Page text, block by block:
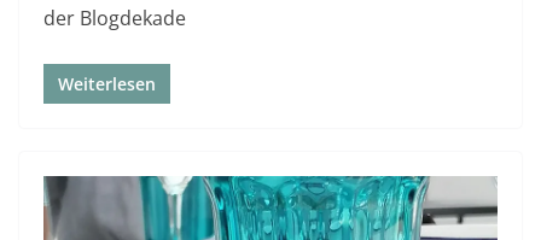
der Blogdekade
Weiterlesen